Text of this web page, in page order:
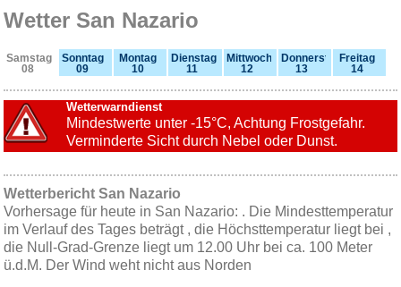
Wetter San Nazario
Samstag
08
Sonntag
09
Montag
10
Dienstag
11
Mittwoch
12
Donnerstag
13
Freitag
14
Wetterwarndienst
Mindestwerte unter -15°C, Achtung Frostgefahr.
Verminderte Sicht durch Nebel oder Dunst.
Wetterbericht San Nazario
Vorhersage für heute in San Nazario: . Die Mindesttemperatur
im Verlauf des Tages beträgt , die Höchsttemperatur liegt bei ,
die Null-Grad-Grenze liegt um 12.00 Uhr bei ca. 100 Meter
ü.d.M. Der Wind weht nicht aus Norden